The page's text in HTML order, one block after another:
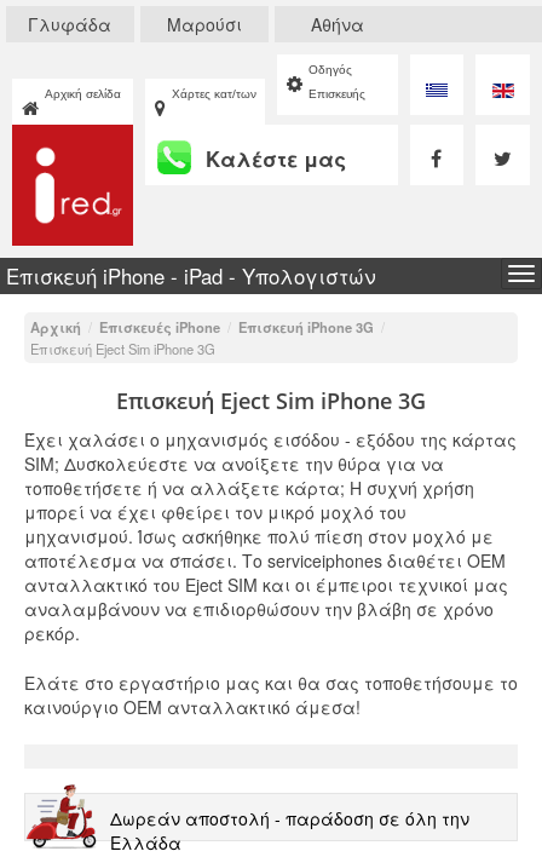
Γλυφάδα Μαρούσι Αθήνα
Αρχική σελίδα Χάρτες κατ/των
Οδηγός
Επισκευής
Καλέστε μας
Επισκευή iPhone - iPad - Υπολογιστών
Αρχική / Επισκευές iPhone / Επισκευή iPhone 3G /
Επισκευή Eject Sim iPhone 3G
Επισκευή Eject Sim iPhone 3G
Έχει χαλάσει ο μηχανισμός εισόδου - εξόδου της κάρτας
SIM; Δυσκολεύεστε να ανοίξετε την θύρα για να
τοποθετήσετε ή να αλλάξετε κάρτα; Η συχνή χρήση
μπορεί να έχει φθείρει τον μικρό μοχλό του
μηχανισμού. Ίσως ασκήθηκε πολύ πίεση στον μοχλό με
αποτέλεσμα να σπάσει. Το serviceiphones διαθέτει OEM
ανταλλακτικό του Eject SIM και οι έμπειροι τεχνικοί μας
αναλαμβάνουν να επιδιορθώσουν την βλάβη σε χρόνο
ρεκόρ.
Ελάτε στο εργαστήριο μας και θα σας τοποθετήσουμε το
καινούργιο ΟΕΜ ανταλλακτικό άμεσα!
Δωρεάν αποστολή - παράδοση σε όλη την
Ελλάδα